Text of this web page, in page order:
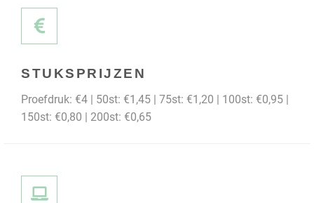
STUKSPRIJZEN
Proefdruk: €4 | 50st: €1,45 | 75st: €1,20 | 100st: €0,95 |
150st: €0,80 | 200st: €0,65​